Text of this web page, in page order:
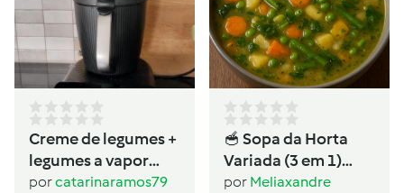
Creme de legumes +
legumes a vapor
(dietas)
porcatarinaramos79
🥣 Sopa da Horta
Variada (3 em 1)
Ingredientes
por Meliaxandre